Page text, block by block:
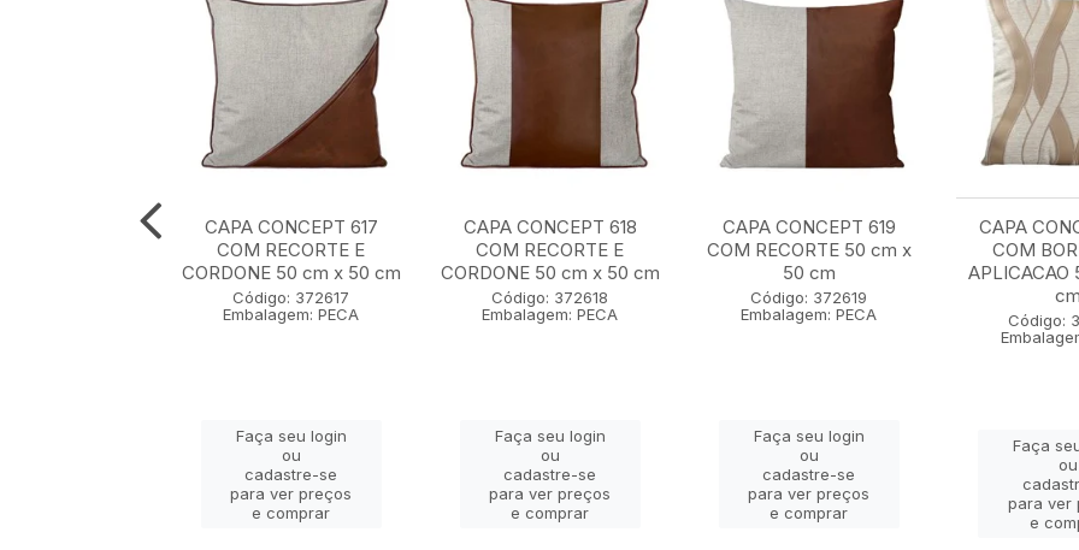
CAPA CONCEPT 617
COM RECORTE E
CORDONE 50 cm x 50 cm
Código: 372617
Embalagem: PECA
Faça seu login
ou
cadastre-se
para ver preços
e comprar
CAPA CONCEPT 618
COM RECORTE E
CORDONE 50 cm x 50 cm
Código: 372618
Embalagem: PECA
Faça seu login
ou
cadastre-se
para ver preços
e comprar
CAPA CONCEPT 619
COM RECORTE 50 cm x
50 cm
Código: 372619
Embalagem: PECA
Faça seu login
ou
cadastre-se
para ver preços
e comprar
CAPA
COM
APLICACAO
cm
Código:
Faça
ou
para ver
e